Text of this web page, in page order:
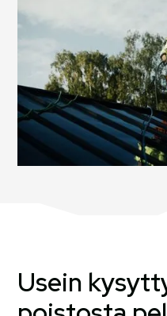
Usein